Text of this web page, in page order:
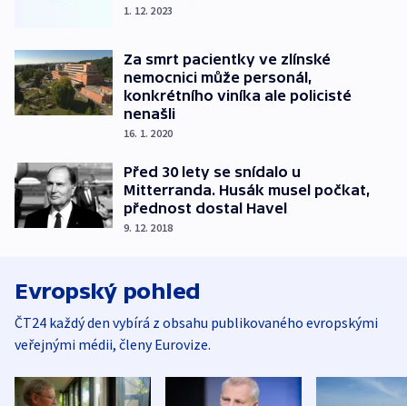
1. 12. 2023
Za smrt pacientky ve zlínské
nemocnici může personál,
konkrétního viníka ale policisté
nenašli
16. 1. 2020
Před 30 lety se snídalo u
Mitterranda. Husák musel počkat,
přednost dostal Havel
9. 12. 2018
Evropský pohled
ČT24 každý den vybírá z obsahu publikovaného evropskými
veřejnými médii, členy Eurovize.